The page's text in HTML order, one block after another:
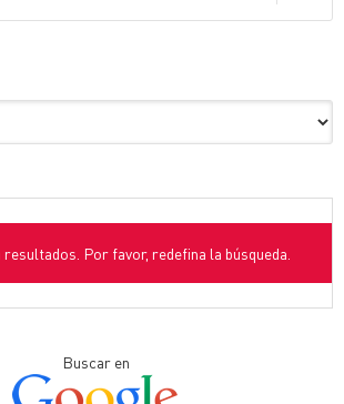
Por favor, redefina la búsqueda.
Buscar en